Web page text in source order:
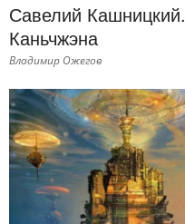
Савелий
Каньчжэна
Владимир Ожегов